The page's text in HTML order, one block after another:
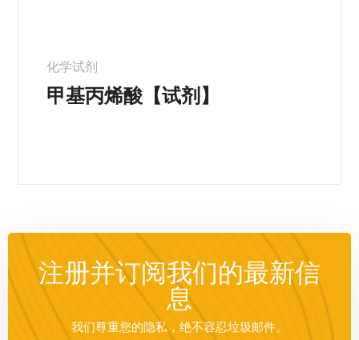
化学试剂
甲基丙烯酸【试剂】
注册并订阅我们的最新信
息
我们尊重您的隐私，绝不容忍垃圾邮件。